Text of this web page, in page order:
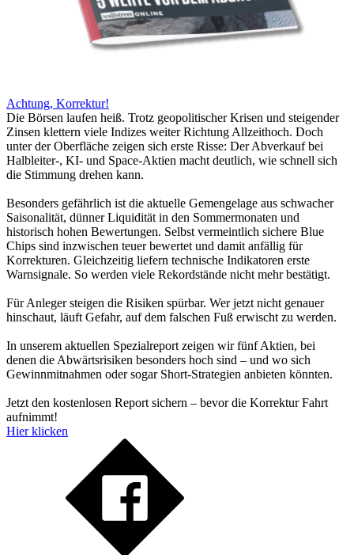
Achtung, Korrektur!
Die Börsen laufen heiß. Trotz geopolitischer Krisen und steigender
Zinsen klettern viele Indizes weiter Richtung Allzeithoch. Doch
unter der Oberfläche zeigen sich erste Risse: Der Abverkauf bei
Halbleiter-, KI- und Space-Aktien macht deutlich, wie schnell sich
die Stimmung drehen kann.
Besonders gefährlich ist die aktuelle Gemengelage aus schwacher
Saisonalität, dünner Liquidität in den Sommermonaten und
historisch hohen Bewertungen. Selbst vermeintlich sichere Blue
Chips sind inzwischen teuer bewertet und damit anfällig für
Korrekturen. Gleichzeitig liefern technische Indikatoren erste
Warnsignale. So werden viele Rekordstände nicht mehr bestätigt.
Für Anleger steigen die Risiken spürbar. Wer jetzt nicht genauer
hinschaut, läuft Gefahr, auf dem falschen Fuß erwischt zu werden.
In unserem aktuellen Spezialreport zeigen wir fünf Aktien, bei
denen die Abwärtsrisiken besonders hoch sind – und wo sich
Gewinnmitnahmen oder sogar Short-Strategien anbieten könnten.
Jetzt den kostenlosen Report sichern – bevor die Korrektur Fahrt
aufnimmt!
Hier klicken